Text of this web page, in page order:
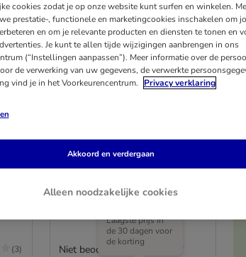
(3)
Slipvaste voerbak met
kattenmotief
200 ml, Ø 15 cm
Laagste prijs in
de 30 dagen voor
de korting
Niet beoordeeld
cookies zodat je op onze website kunt surfen en winkelen.
prestatie-, functionele en marketingcookies inschakelen om
en om je relevante producten en diensten te tonen en
Je kunt te allen tijde wijzigingen aanbrengen in ons
(“Instellingen aanpassen”). Meer informatie over de
de verwerking van uw gegevens, de verwerkte
vind je in het Voorkeurencentrum.
Privacy verklaring
Alleen noodzakelijke cookies
Akkoord en verdergaan